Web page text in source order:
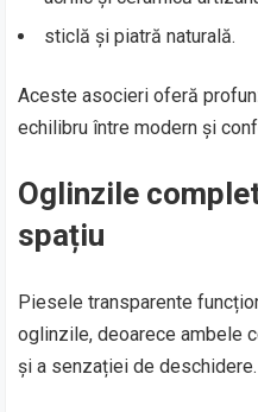
sticlă și piatră naturală.
Aceste asocieri oferă
echilibru între modern și
Oglinzile
spațiu
Piesele transparente
oglinzile, deoarece ambele
și a senzației de deschidere.